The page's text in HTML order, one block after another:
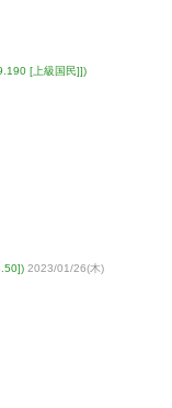
[上級国民]])
2023/01/26(木)